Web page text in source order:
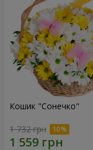
Кошик "Сонечко"
1 732 грн